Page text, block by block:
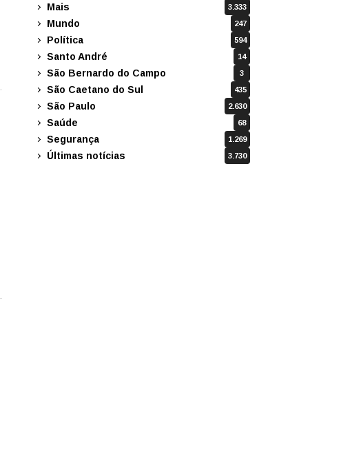
Mais 3.333
Mundo 247
Política 594
Santo André 14
São Bernardo do Campo 3
São Caetano do Sul 435
São Paulo 2.630
Saúde 68
Segurança 1.269
Últimas notícias 3.730